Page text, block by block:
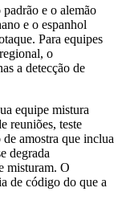
padrão e o alemão
e o espanhol
Para equipes
o
a detecção de
equipe mistura
reuniões, teste
amostra que inclua
degrada
misturam. O
de código do que a